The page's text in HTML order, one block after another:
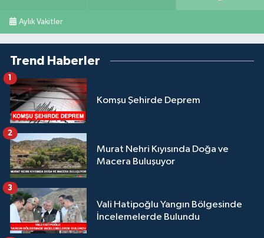
Aylık Vakitler
Trend Haberler
Komşu Şehirde Deprem
1
Murat Nehri Kıyısında Doğa ve
Macera Buluşuyor
2
Vali Hatipoğlu Yangın Bölgesinde
İncelemelerde Bulundu
3